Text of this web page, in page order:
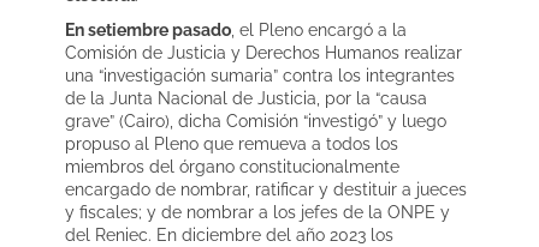
En setiembre pasado, el Pleno encargó a la
Comisión de Justicia y Derechos Humanos realizar
una “investigación sumaria” contra los integrantes
de la Junta Nacional de Justicia, por la “causa
grave” (Cairo), dicha Comisión “investigó” y luego
propuso al Pleno que remueva a todos los
miembros del órgano constitucionalmente
encargado de nombrar, ratificar y destituir a jueces
y fiscales; y de nombrar a los jefes de la ONPE y
del Reniec. En diciembre del año 2023 los